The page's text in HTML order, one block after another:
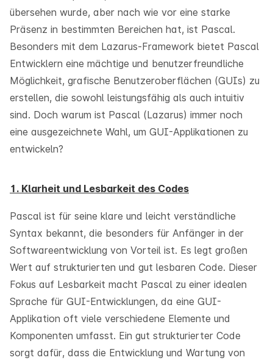
übersehen wurde, aber nach wie vor eine starke
Präsenz in bestimmten Bereichen hat, ist Pascal.
Besonders mit dem Lazarus-Framework bietet Pascal
Entwicklern eine mächtige und benutzerfreundliche
Möglichkeit, grafische Benutzeroberflächen (GUIs) zu
erstellen, die sowohl leistungsfähig als auch intuitiv
sind. Doch warum ist Pascal (Lazarus) immer noch
eine ausgezeichnete Wahl, um GUI-Applikationen zu
entwickeln?
1. Klarheit und Lesbarkeit des Codes
Pascal ist für seine klare und leicht verständliche
Syntax bekannt, die besonders für Anfänger in der
Softwareentwicklung von Vorteil ist. Es legt großen
Wert auf strukturierten und gut lesbaren Code. Dieser
Fokus auf Lesbarkeit macht Pascal zu einer idealen
Sprache für GUI-Entwicklungen, da eine GUI-
Applikation oft viele verschiedene Elemente und
Komponenten umfasst. Ein gut strukturierter Code
sorgt dafür, dass die Entwicklung und Wartung von